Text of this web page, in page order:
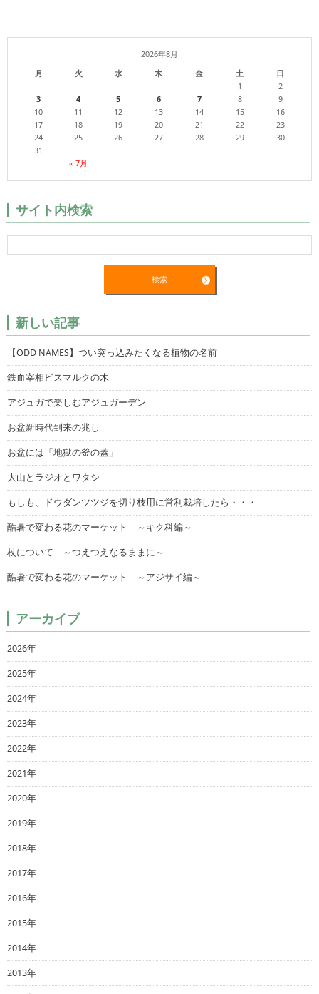
2026年8月
月
火 水 木 金 土 日
« 7月
1
2
3
4 5 6 7 8
9
10
11 12 13 14 15
16
17
18 19 20 21 22
23
24
25 26 27 28 29
30
31
サイト内検索
新しい記事
【ODD NAMES】つい突っ込みたくなる植物の名前
鉄血宰相ビスマルクの木
アジュガで楽しむアジュガーデン
お盆新時代到来の兆し
お盆には「地獄の釜の蓋」
大山とラジオとワタシ
もしも、ドウダンツツジを切り枝用に営利栽培したら・・・
酷暑で変わる花のマーケット ～キク科編～
杖について ～つえつえなるままに～
酷暑で変わる花のマーケット ～アジサイ編～
アーカイブ
2026年
2025年
2024年
2023年
2022年
2021年
2020年
2019年
2018年
2017年
2016年
2015年
2014年
2013年